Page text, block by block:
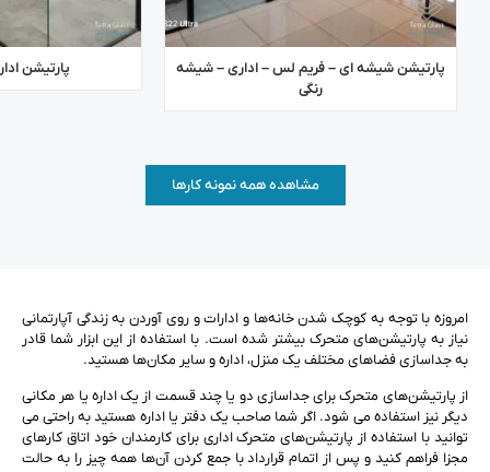
پارتیشن شیشه ای – فریم لس – اداری – شیشه
رنگی
پارتیشن
مشاهده همه نمونه کارها
امروزه با توجه به کوچک شدن خانه‌ها و ادارات و روی آوردن به زندگی آپارتمانی
نیاز به پارتیشن‌های متحرک بیشتر شده است. با استفاده از این ابزار شما قادر
به جداسازی فضاهای مختلف یک منزل، اداره و سایر مکان‌ها هستید.
از پارتیشن‌های متحرک برای جداسازی دو یا چند قسمت از یک اداره یا هر مکانی
دیگر نیز استفاده می شود. اگر شما صاحب یک دفتر یا اداره هستید به راحتی می
توانید با استفاده از پارتیشن‌های متحرک اداری برای کارمندان خود اتاق کارهای
مجزا فراهم کنید و پس از اتمام قرارداد با جمع کردن آن‌ها همه چیز را به حالت